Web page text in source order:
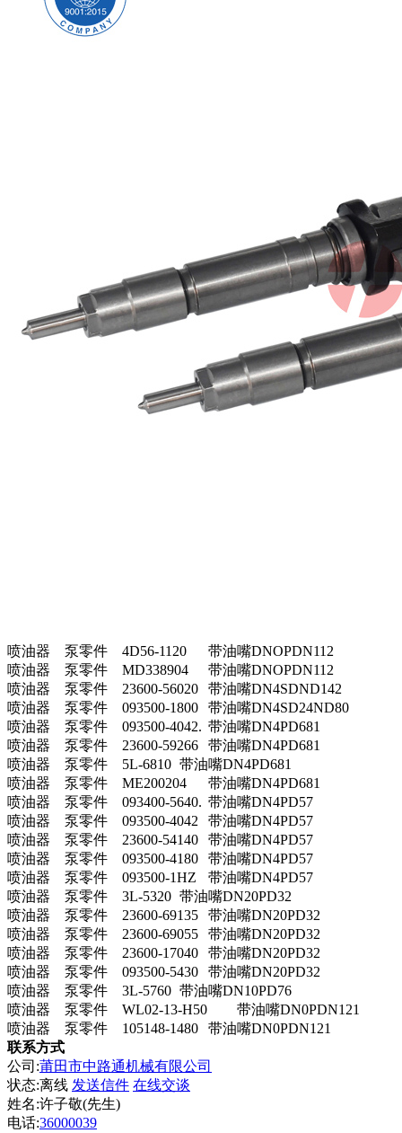
喷油器 泵零件 4D56-1120
带油嘴DNOPDN112
喷油器
泵零件 MD338904
带油嘴DNOPDN112
喷油器
泵零件 23600-56020
带油嘴DN4SDND142
喷油器
泵零件 093500-1800
带油嘴DN4SD24ND80
喷油器
泵零件 093500-4042. 带油嘴DN4PD681
喷油器
泵零件 23600-59266
带油嘴DN4PD681
喷油器
泵零件 5L-6810 带油嘴DN4PD681
喷油器
泵零件 ME200204
带油嘴DN4PD681
喷油器
泵零件 093400-5640. 带油嘴DN4PD57
喷油器
泵零件 093500-4042
带油嘴DN4PD57
喷油器
泵零件 23600-54140
带油嘴DN4PD57
喷油器
泵零件 093500-4180
带油嘴DN4PD57
喷油器
泵零件 093500-1HZ
带油嘴DN4PD57
喷油器
泵零件 3L-5320 带油嘴DN20PD32
喷油器
泵零件 23600-69135
带油嘴DN20PD32
喷油器
泵零件 23600-69055
带油嘴DN20PD32
喷油器
泵零件 23600-17040
带油嘴DN20PD32
喷油器
泵零件 093500-5430
带油嘴DN20PD32
喷油器
泵零件 3L-5760 带油嘴DN10PD76
喷油器
泵零件 WL02-13-H50
带油嘴DN0PDN121
喷油器
泵零件 105148-1480
带油嘴DN0PDN121
联系方式
公司:莆田市中路通机械有限公司
状态:离线 发送信件 在线交谈
姓名:许子敬(先生)
电话:36000039